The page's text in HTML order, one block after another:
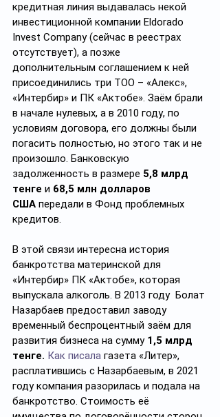
кредитная линия выдавалась некой
инвестиционной компании Eldorado
Invest Company (сейчас в реестрах
отсутствует), а позже
дополнительным соглашением к ней
присоединились три ТОО – «Алекс»,
«Интербир» и ПК «Актобе». Заём брали
в начале нулевых, а в 2010 году, по
условиям договора, его должны были
погасить полностью, но этого так и не
произошло. Банковскую
задолженность в размере 5,8 млрд
тенге и 68,5 млн долларов
США передали в Фонд проблемных
кредитов.
В этой связи интересна история
банкротства материнской для
«Интербир» ПК «Актобе», которая
выпускала алкоголь. В 2013 году  Болат
Назарбаев предоставил заводу
временный беспроцентный заём для
развития бизнеса на сумму 1,5 млрд
тенге. Как писала газета «Литер»,
расплатившись с Назарбаевым, в 2021
году компания разорилась и подала на
банкротство. Стоимость её